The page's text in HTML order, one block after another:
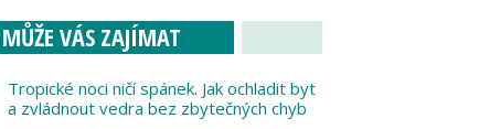
MŮŽE VÁS ZAJÍMAT
Tropické noci ničí spánek. Jak ochladit byt
a zvládnout vedra bez zbytečných chyb